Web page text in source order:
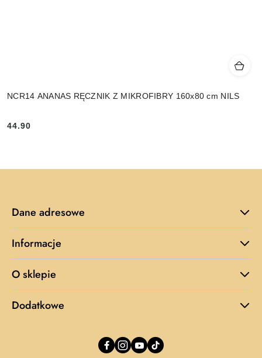
NCR14 ANANAS RĘCZNIK Z MIKROFIBRY 160x80 cm NILS
Cena:
44.90
Dane adresowe
Informacje
O sklepie
Dodatkowe